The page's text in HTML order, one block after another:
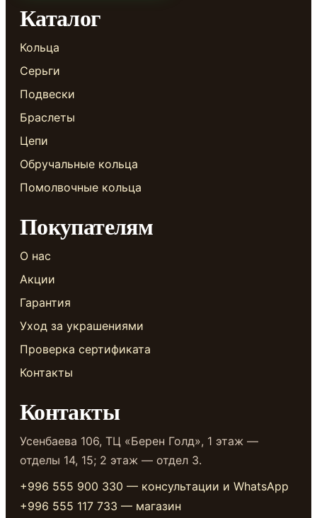
Каталог
Кольца
Серьги
Подвески
Браслеты
Цепи
Обручальные кольца
Помолвочные кольца
Покупателям
О нас
Акции
Гарантия
Уход за украшениями
Проверка сертификата
Контакты
Контакты
Усенбаева 106, ТЦ «Берен Голд», 1 этаж —
отделы 14, 15; 2 этаж — отдел 3.
+996 555 900 330 — консультации и WhatsApp
+996 555 117 733 — магазин